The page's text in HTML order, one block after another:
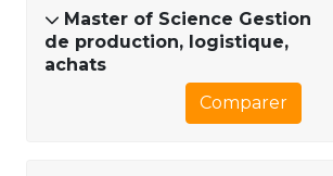
Master of Science Gestion
de production, logistique,
achats
Comparer